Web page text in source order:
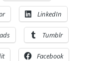
LinkedIn
Tumblr
Facebook